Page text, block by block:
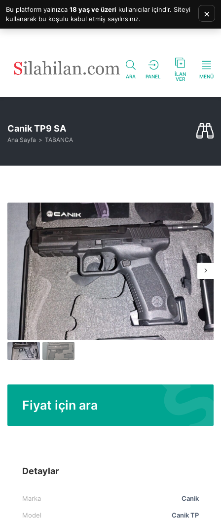
ARA PANEL
İLAN
VER
MENÜ
Canik TP9 SA
Ana Sayfa TABANCA
Fiyat için ara
Detaylar
Marka Canik
Model Canik TP
Bu platform yalnızca 18 yaş ve üzeri kullanıcılar içindir. Siteyi
kullanarak bu koşulu kabul etmiş sayılırsınız.
×